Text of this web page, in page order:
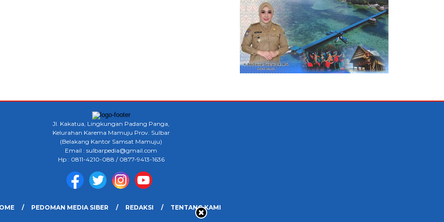
Jl. Kakatua, Lingkungan Padang Panga,
Kelurahan Karema Mamuju Prov. Sulbar
(Belakang Kantor Samsat Mamuju)
Email : sulbarpedia@gmail.com
Hp : 0811-4210-088 / 0877-9413-1636
PEDOMAN MEDIA SIBER REDAKSI TENTANG KAMI